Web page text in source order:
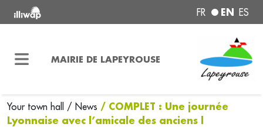
FR EN ES
MAIRIE DE LAPEYROUSE
Your town hall / News / COMPLET : Une journée
Lyonnaise avec l’amicale des anciens l